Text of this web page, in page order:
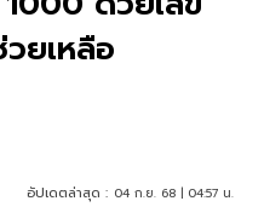
ยเหลือ
อัปเดตล่าสุด : 04 ก.ย. 68 | 04:57 น.